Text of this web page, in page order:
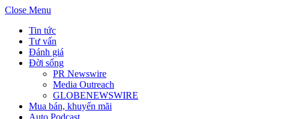
Close Menu
Tin tức
Tư vấn
Đánh giá
Đời sống
PR Newswire
Media Outreach
GLOBENEWSWIRE
Mua bán, khuyến mãi
Auto Podcast